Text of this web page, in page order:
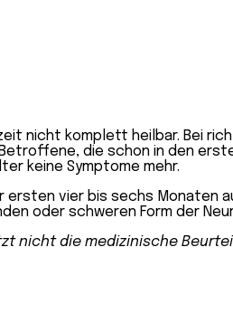
nicht komplett heilbar. Bei
die schon in den
keine Symptome mehr.
vier bis sechs Monaten
oder schweren Form der
nicht die medizinische